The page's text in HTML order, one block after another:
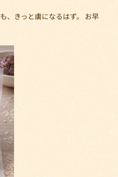
、きっと虜になるはず。 お早